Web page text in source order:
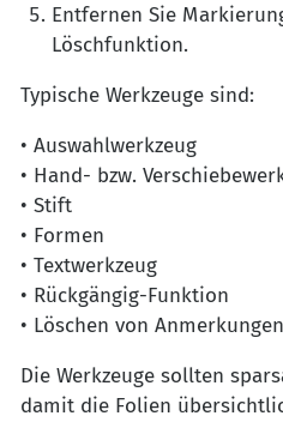
Entfernen Sie
Löschfunktion.
Typische Werkzeuge sind:
• Auswahlwerkzeug
• Hand- bzw.
• Stift
• Formen
• Textwerkzeug
• Rückgängig-Funktion
• Löschen von Anmerkungen
Die Werkzeuge sollten
damit die Folien